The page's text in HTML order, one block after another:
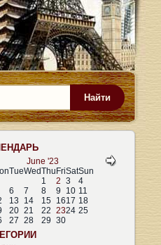
Найти
June '23
TueWedThu FriSatSun
1
2 3
4
6 7 8 9 10 11
13 14 15 1617 18
20 21 22 2324 25
27 28 29 30